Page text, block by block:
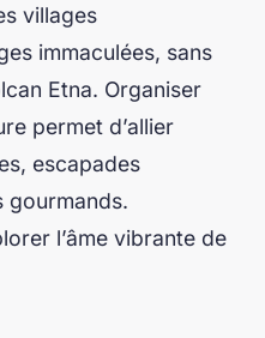
villages
immaculées, sans
Etna. Organiser
permet d’allier
escapades
gourmands.
l’âme vibrante de